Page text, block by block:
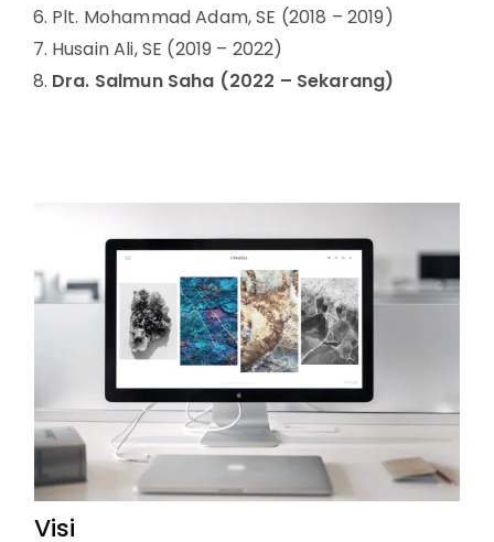
Plt. Mohammad Adam, SE (2018 – 2019)
Husain Ali, SE (2019 – 2022)
Dra. Salmun Saha (2022 – Sekarang)
Visi